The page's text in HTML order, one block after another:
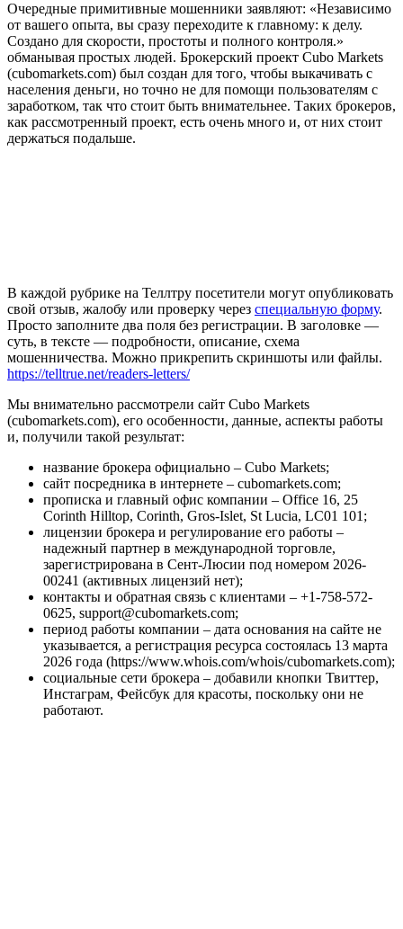
Очередные примитивные мошенники заявляют: «Независимо
от вашего опыта, вы сразу переходите к главному: к делу.
Создано для скорости, простоты и полного контроля.»
обманывая простых людей. Брокерский проект Cubo Markets
(cubomarkets.com) был создан для того, чтобы выкачивать с
населения деньги, но точно не для помощи пользователям с
заработком, так что стоит быть внимательнее. Таких брокеров,
как рассмотренный проект, есть очень много и, от них стоит
держаться подальше.
В каждой рубрике на Теллтру посетители могут опубликовать
свой отзыв, жалобу или проверку через специальную форму.
Просто заполните два поля без регистрации. В заголовке —
суть, в тексте — подробности, описание, схема
мошенничества. Можно прикрепить скриншоты или файлы.
https://telltrue.net/readers-letters/
Мы внимательно рассмотрели сайт Cubo Markets
(cubomarkets.com), его особенности, данные, аспекты работы
и, получили такой результат:
название брокера официально – Cubo Markets;
сайт посредника в интернете – cubomarkets.com;
прописка и главный офис компании – Office 16, 25
Corinth Hilltop, Corinth, Gros-Islet, St Lucia, LC01 101;
лицензии брокера и регулирование его работы –
надежный партнер в международной торговле,
зарегистрирована в Сент-Люсии под номером 2026-
00241 (активных лицензий нет);
контакты и обратная связь с клиентами – +1-758-572-
0625, support@cubomarkets.com;
период работы компании – дата основания на сайте не
указывается, а регистрация ресурса состоялась 13 марта
2026 года (https://www.whois.com/whois/cubomarkets.com);
социальные сети брокера – добавили кнопки Твиттер,
Инстаграм, Фейсбук для красоты, поскольку они не
работают.